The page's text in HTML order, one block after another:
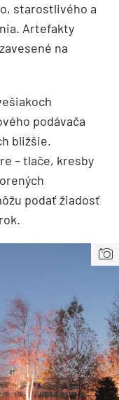
starostlivého a
Artefakty
na
podávača
bližšie.
– tlače, kresby
podať žiadosť